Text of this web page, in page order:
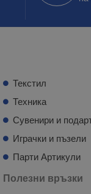
Текстил
Техника
Сувенири и
Играчки и пъзели
Парти Артикули
Полезни връзки